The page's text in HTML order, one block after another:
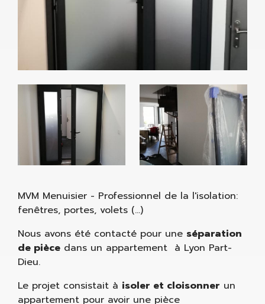
MVM Menuisier - Professionnel de la l'isolation:
fenêtres, portes, volets (...)
Nous avons été contacté pour une séparation
de piècedans un appartement à Lyon Part-
Dieu.
Le projet consistait à isoler et cloisonner un
appartement pour avoir une pièce